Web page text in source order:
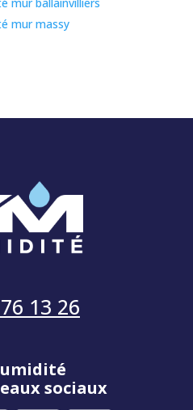
mur massy
13 26
sociaux